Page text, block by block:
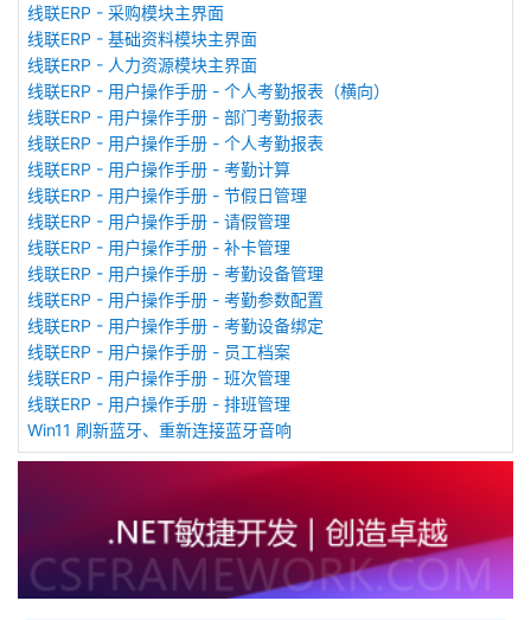
线联ERP - 采购模块主界面
线联ERP - 基础资料模块主界面
线联ERP - 人力资源模块主界面
线联ERP - 用户操作手册 - 个人考勤报表（横向）
线联ERP - 用户操作手册 - 部门考勤报表
线联ERP - 用户操作手册 - 个人考勤报表
线联ERP - 用户操作手册 - 考勤计算
线联ERP - 用户操作手册 - 节假日管理
线联ERP - 用户操作手册 - 请假管理
线联ERP - 用户操作手册 - 补卡管理
线联ERP - 用户操作手册 - 考勤设备管理
线联ERP - 用户操作手册 - 考勤参数配置
线联ERP - 用户操作手册 - 考勤设备绑定
线联ERP - 用户操作手册 - 员工档案
线联ERP - 用户操作手册 - 班次管理
线联ERP - 用户操作手册 - 排班管理
Win11 刷新蓝牙、重新连接蓝牙音响